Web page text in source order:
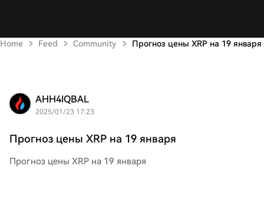
Home Feed Community Прогноз цены XRP на 19 января
AHH4IQBAL
2025/01/23 17:23
Прогноз цены XRP на 19 января
Прогноз цены XRP на 19 января